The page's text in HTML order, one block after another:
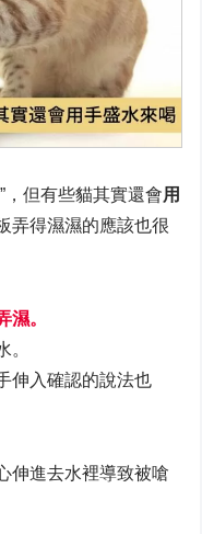
，但有些貓其實還會用
弄得濕濕的應該也很
濕。
。
伸入確認的說法也
伸進去水裡導致被嗆